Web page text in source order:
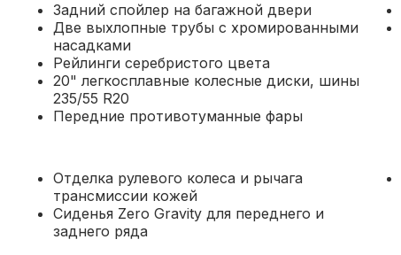
Задний спойлер на багажной двери
Две выхлопные трубы с хромированными
насадками
Рейлинги серебристого цвета
20" легкосплавные колесные диски, шины
235/55 R20
Передние противотуманные фары
Отделка рулевого колеса и рычага
трансмиссии кожей
Сиденья Zero Gravity для переднего и
заднего ряда